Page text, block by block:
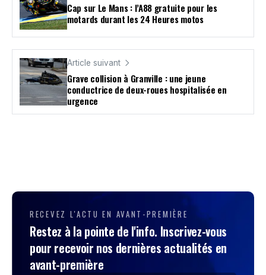
Cap sur Le Mans : l’A88 gratuite pour les
motards durant les 24 Heures motos
Article suivant
Grave collision à Granville : une jeune
conductrice de deux-roues hospitalisée en
urgence
RECEVEZ L'ACTU EN AVANT-PREMIÈRE
Restez à la pointe de l'info. Inscrivez-vous
pour recevoir nos dernières actualités en
avant-première